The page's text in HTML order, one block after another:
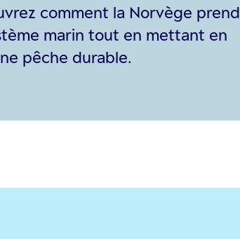
comment la Norvège prend
marin tout en mettant en
pêche durable.